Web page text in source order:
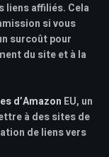
liens affiliés. Cela
si vous
surcoût pour
du site et à la
d’Amazon EU, un
à des sites de
de liens vers